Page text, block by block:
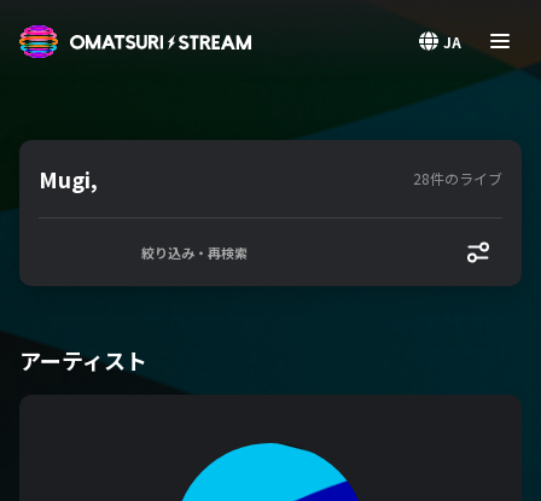
JA
Mugi, 28件のライブ
絞り込み・再検索
アーティスト